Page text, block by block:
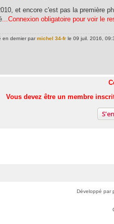
et encore c'est pas la première
...Connexion obligatoire pour voir le
en dernier parmichel 34-fr le 09 juil. 2016,
Vous devez être un membre
Développé par